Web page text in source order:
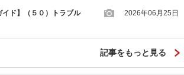
ド】（５０）トラブル
2026年06月25日
記事をもっと見る